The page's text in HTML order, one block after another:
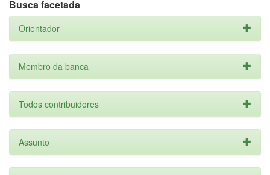
Busca facetada
Orientador
Membro da banca
Todos contribuidores
Assunto